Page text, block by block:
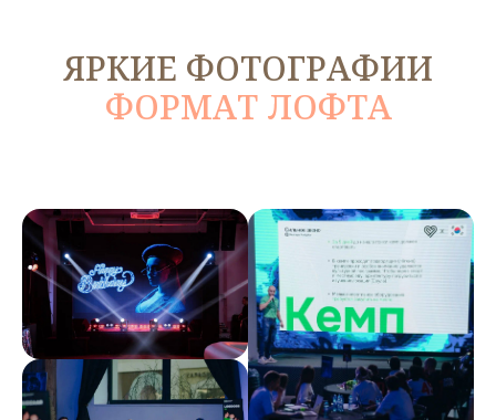
ЯРКИЕ ФОТОГРАФИИ
ФОРМАТ ЛОФТА